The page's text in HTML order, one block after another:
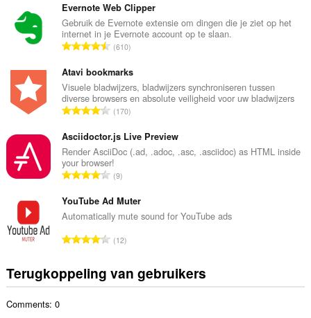
t
a
a
l
a
n
t
a
l
w
a
a
d
e
i
g
e
Evernote Web Clipper
Gebruik de Evernote extensie om dingen die je ziet op het
internet in je Evernote account op te slaan.
T
t
a
a
l
a
n
t
a
l
w
a
a
d
e
610
Atavi bookmarks
Visuele bladwijzers, bladwijzers synchroniseren tussen
diverse browsers en absolute veiligheid voor uw bladwijzers
T
t
a
a
l
a
n
t
a
w
a
170
Asciidoctor.js Live Preview
Render AsciiDoc (.ad, .adoc, .asc, .asciidoc) as HTML inside
your browser!
T
t
a
l
a
n
9
YouTube Ad Muter
Automatically mute sound for YouTube ads
T
a
12
Terugkoppeling van gebruikers
Comments: 0